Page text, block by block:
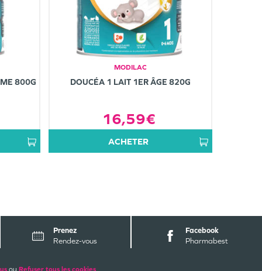
ou Refuser tous les cookies
800G
MODILAC
DOUCÉA 1 LAIT 1ER ÂGE 820G
16,59€
ACHETER
Prenez
Rendez-vous
Facebook
Pharmabest